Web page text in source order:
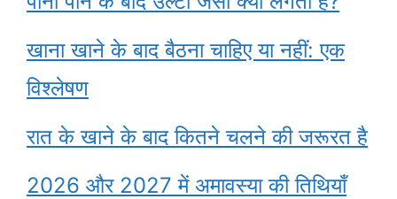
खाना खाने के बाद बैठना चाहिए या नहीं: एक
विश्लेषण
रात के खाने के बाद कितने चलने की जरूरत है
2026 और 2027 में अमावस्या की तिथियाँ